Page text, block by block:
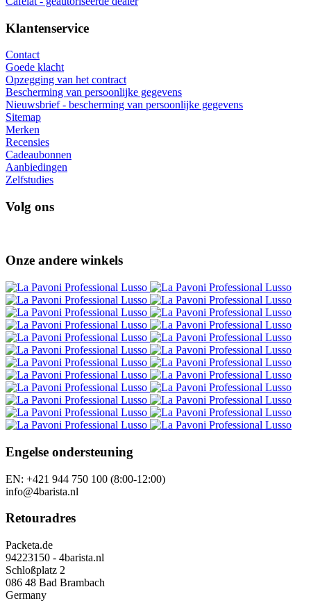
Klantenservice
Contact
Goede klacht
Opzegging van het contract
Bescherming van persoonlijke gegevens
Nieuwsbrief - bescherming van persoonlijke gegevens
Sitemap
Merken
Recensies
Cadeaubonnen
Aanbiedingen
Zelfstudies
Volg ons
Onze andere winkels
Engelse ondersteuning
EN: +421 944 750 100 (8:00-12:00)
info@4barista.nl
Retouradres
Packeta.de
94223150 - 4barista.nl
Schloßplatz 2
086 48 Bad Brambach
Germany